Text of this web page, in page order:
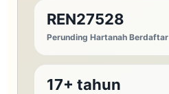
REN27528
Perunding Hartanah Berdaftar
17+ tahun